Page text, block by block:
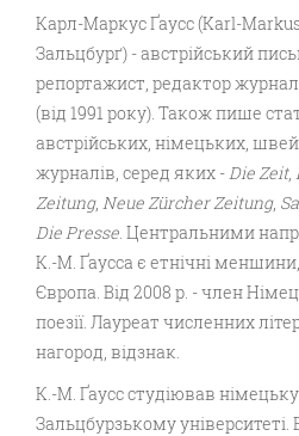
Карл-Маркус Ґаусс (Karl-Markus
Зальцбурґ) - австрійський
репортажист, редактор
(від 1991 року). Також пише
австрійських, німецьких,
журналів, серед яких -Die Zeit,
Zeitung, Neue Zürcher Zeitung,
Die Presse. Центральними
К.-М. Ґаусса є етнічні
Європа. Від 2008 р. - член
поезії. Лауреат численних
нагород, відзнак.
К.-М. Ґаусс студіював німецьку
Зальцбурзькому